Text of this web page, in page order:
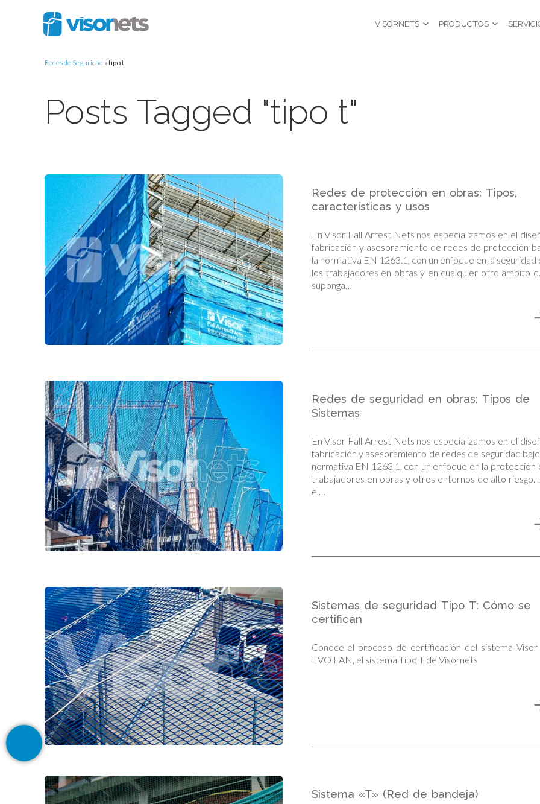
VISORNETS PRODUCTOS
Redes de Seguridad »tipo t
Posts Tagged "tipo t"
Redes de protección en obras: Tipos,
características y usos
En Visor Fall Arrest Nets nos especializamos en el
fabricación y asesoramiento de redes de protección
la normativa EN 1263.1, con un enfoque en la seguridad
los trabajadores en obras y en cualquier otro ámbito
suponga…
Redes de seguridad en obras: Tipos de
Sistemas
En Visor Fall Arrest Nets nos especializamos en el
fabricación y asesoramiento de redes de seguridad
normativa EN 1263.1, con un enfoque en la protección
trabajadores en obras y otros entornos de alto riesgo.
el…
Sistemas de seguridad Tipo T: Cómo se
certifican
Conoce el proceso de certificación del sistema Visor
EVO FAN, el sistema Tipo T de Visornets
Sistema «T» (Red de bandeja)